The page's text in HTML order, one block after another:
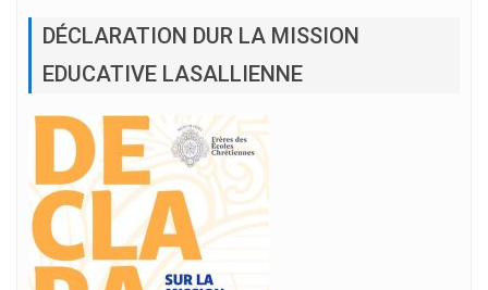
DÉCLARATION DUR LA MISSION
EDUCATIVE LASALLIENNE